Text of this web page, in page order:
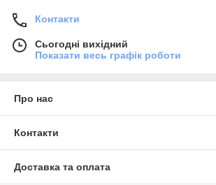
Контакти
Сьогодні вихідний
Показати весь графік роботи
Про нас
Контакти
Доставка та оплата